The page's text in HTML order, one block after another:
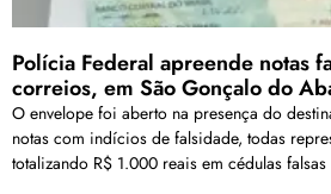
Polícia Federal apreende notas
correios, em São Gonçalo do
O envelope foi aberto na presença do
notas com indícios de falsidade, todas
totalizando R$ 1.000 reais em cédulas falsas